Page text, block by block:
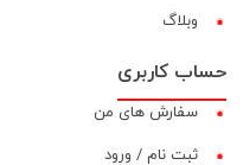
وبلاگ
حساب کاربری
سفارش های من
ثبت نام / ورود